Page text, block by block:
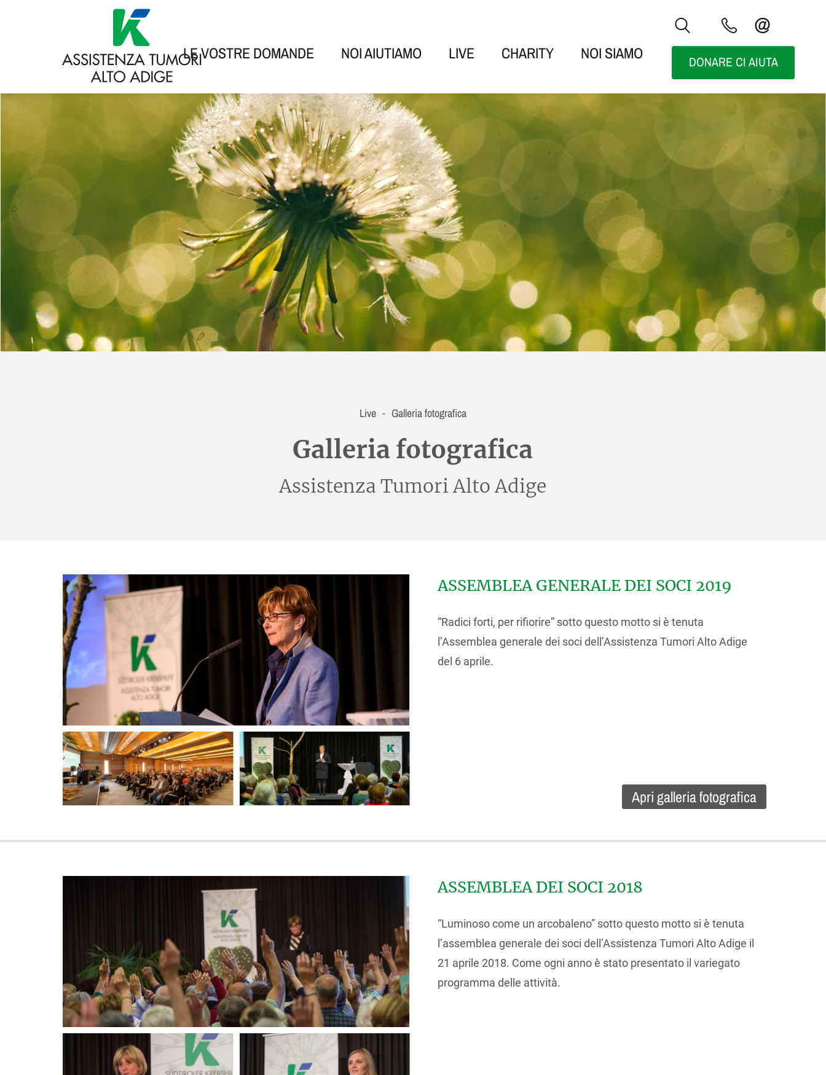
LE VOSTRE DOMANDE NOI AIUTIAMO LIVE CHARITY NOI SIAMO DONARE CI AIUTA
Live - Galleria fotografica
Galleria fotografica
Assistenza Tumori Alto Adige
ASSEMBLEA GENERALE DEI SOCI 2019
“Radici forti, per rifiorire” sotto questo motto si è tenuta
l’Assemblea generale dei soci dell’Assistenza Tumori Alto Adige
del 6 aprile.
Apri galleria fotografica
ASSEMBLEA DEI SOCI 2018
“Luminoso come un arcobaleno” sotto questo motto si è tenuta
l’assemblea generale dei soci dell’Assistenza Tumori Alto Adige il
21 aprile 2018. Come ogni anno è stato presentato il variegato
programma delle attività.